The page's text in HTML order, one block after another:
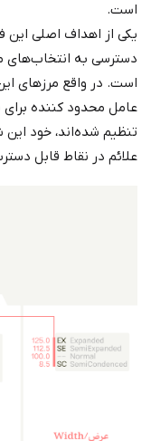
است.
یکی از اهداف اصلی این
دسترسی به انتخاب‌های
عامل محدود کننده
تنظیم شده‌اند، خود
علائم در نقاط قابل